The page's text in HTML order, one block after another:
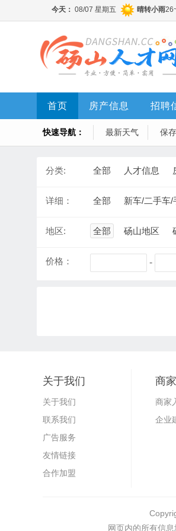
首页 房产信息 招聘
快速导航： 最新天气 保
分类: 全部 人才信息
详细： 全部 新车/二手车/
地区: 全部 砀山地区
价格： -
关于我们
关于我们
联系我们
广告服务
友情链接
合作加盟
商
商家
企业
网页内的所有信